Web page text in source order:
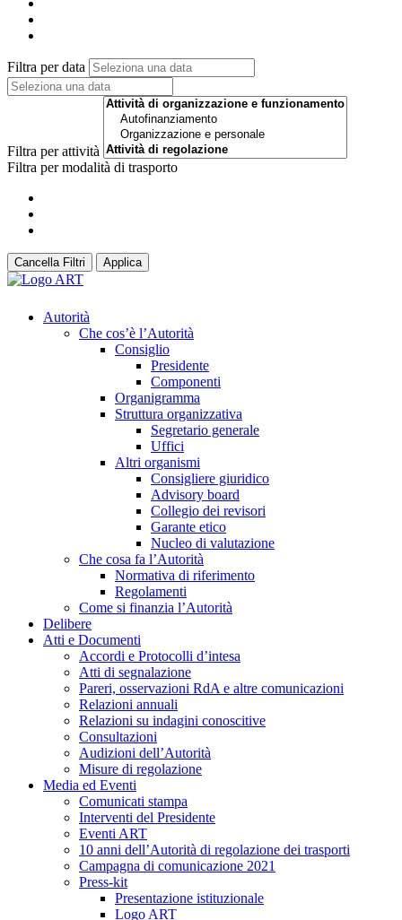
Filtra per data
Filtra per attività
Filtra per modalità di trasporto
Cancella Filtri Applica
Autorità
Che cos’è l’Autorità
Consiglio
Presidente
Componenti
Organigramma
Struttura organizzativa
Segretario generale
Uffici
Altri organismi
Consigliere giuridico
Advisory board
Collegio dei revisori
Garante etico
Nucleo di valutazione
Che cosa fa l’Autorità
Normativa di riferimento
Regolamenti
Come si finanzia l’Autorità
Delibere
Atti e Documenti
Accordi e Protocolli d’intesa
Atti di segnalazione
Pareri, osservazioni RdA e altre comunicazioni
Relazioni annuali
Relazioni su indagini conoscitive
Consultazioni
Audizioni dell’Autorità
Misure di regolazione
Media ed Eventi
Comunicati stampa
Interventi del Presidente
Eventi ART
10 anni dell’Autorità di regolazione dei trasporti
Campagna di comunicazione 2021
Press-kit
Presentazione istituzionale
Logo ART